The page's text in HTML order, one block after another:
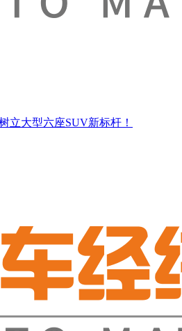
立大型六座SUV新标杆！